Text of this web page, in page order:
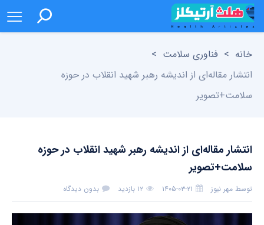
خانه > فناوری سلامت >
انتشار مقاله‌ای از اندیشه رهبر شهید انقلاب در حوزه
سلامت+تصویر
انتشار مقاله‌ای از اندیشه رهبر شهید انقلاب در حوزه
سلامت+تصویر
توسط مهر نیوز ۱۴۰۵-۰۳-۲۱ ۱۲ بازدید بدون دیدگاه